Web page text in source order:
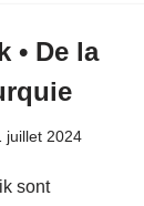
• De la
juillet 2024
sont